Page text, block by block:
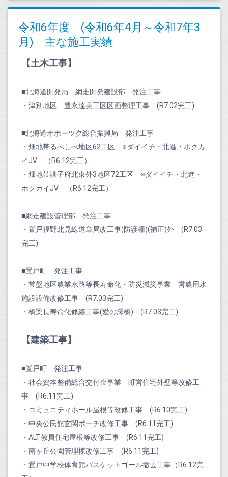
令和6年度 (令和6年4月～令和7年3
月) 主な施工実績
【土木工事】
■北海道開発局 網走開発建設部 発注工事
・津別地区 豊永達美工区区画整理工事 (R7.02完工)
■北海道オホーツク総合振興局 発注工事
・畑地帯るべしべ地区62工区 ※ダイイチ・北進・ホクカ
イJV （R6.12完工）
・畑地帯訓子府北東外3地区72工区 ※ダイイチ・北進・
ホクカイJV （R6.12完工）
■網走建設管理部 発注工事
・置戸福野北見線道単局改工事(防護柵)(補正)外 (R7.03
完工)
■置戸町 発注工事
・常盤地区農業水路等長寿命化・防災減災事業 営農用水
施設設備改修工事 (R7.03完工)
・橋梁長寿命化修繕工事(愛の澤橋) (R7.03完工)
【建築工事】
■置戸町 発注工事
・社会資本整備総合交付金事業 町営住宅外壁等改修工
事 (R6.11完工)
・コミュニティホール屋根等改修工事 (R6.10完工)
・中央公民館玄関ポーチ改修工事 (R6.11完工)
・ALT教員住宅屋根等改修工事 (R6.11完工)
・南ヶ丘公園管理棟改修工事 (R6.11完工)
・置戸中学校体育館バスケットゴール撤去工事（R6.12完